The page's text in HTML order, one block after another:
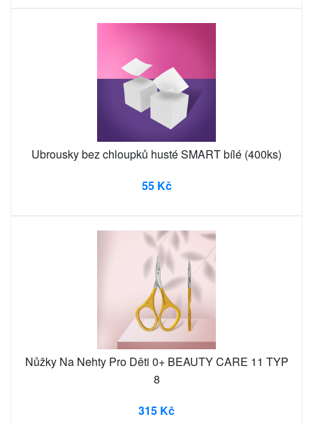
Ubrousky bez chloupků husté SMART bílé (400ks)
55 Kč
Nůžky Na Nehty Pro Děti 0+ BEAUTY CARE 11 TYP
8
315 Kč